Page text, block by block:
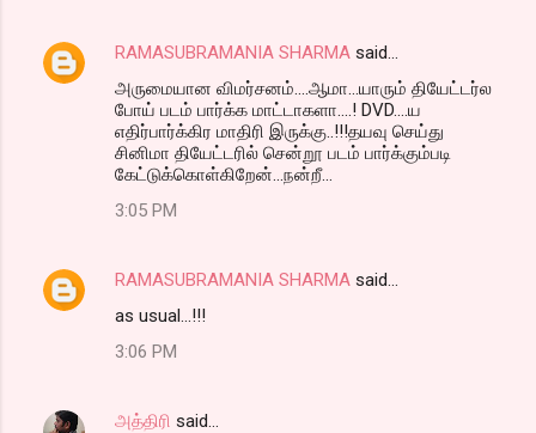
RAMASUBRAMANIA SHARMA said…
அருமையான விமர்சனம்....ஆமா...யாரும் தியேட்டர்ல
போய் படம் பார்க்க மாட்டாகளா....! DVD....ய
எதிர்பார்க்கிர மாதிரி இருக்கு..!!!தயவு செய்து
சினிமா தியேட்டரில் சென்றூ படம் பார்க்கும்படி
கேட்டுக்கொள்கிறேன்...நன்றீ...
3:05 PM
RAMASUBRAMANIA SHARMA said…
as usual...!!!
3:06 PM
அத்திரி said…